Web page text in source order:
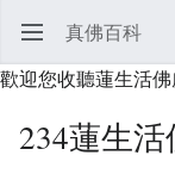
開啟主選單 真佛百科
歡迎您收聽蓮生活
234蓮生